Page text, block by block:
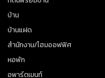
บ้าน
บ้านแฝด
สำนักงาน/โฮมออฟฟิศ
หอพัก
อพาร์ตเมนท์